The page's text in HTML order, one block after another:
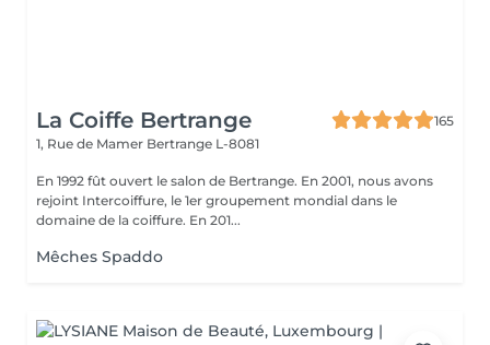
La Coiffe Bertrange
165
1, Rue de Mamer Bertrange L-8081
En 1992 fût ouvert le salon de Bertrange. En 2001, nous avons
rejoint Intercoiffure, le 1er groupement mondial dans le
domaine de la coiffure. En 201...
Mêches Spaddo